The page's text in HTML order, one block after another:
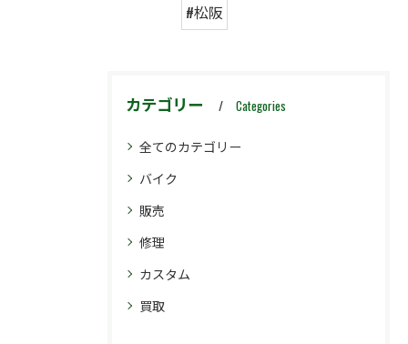
#松阪
カテゴリー Categories
全てのカテゴリー
バイク
販売
修理
カスタム
買取